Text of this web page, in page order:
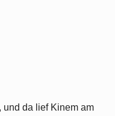
und da lief Kinem am